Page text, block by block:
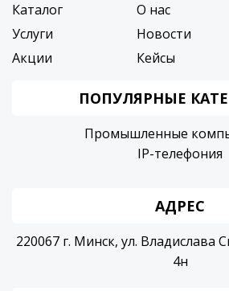
Каталог
Услуги
Акции
О нас
Новости
Кейсы
ПОПУЛЯРНЫЕ
Промышленные
IP-телефония
АДРЕС
220067 г. Минск, ул. Владислава
4н